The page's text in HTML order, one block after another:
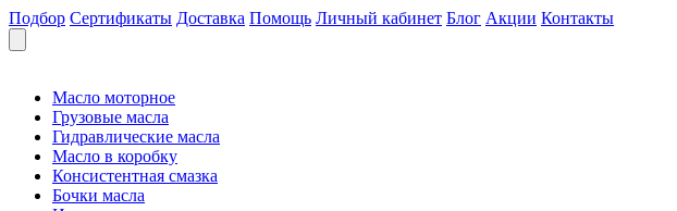
Подбор Сертификаты Доставка Помощь Личный кабинет Блог Акции Контакты
Масло моторное
Грузовые масла
Гидравлические масла
Масло в коробку
Консистентная смазка
Бочки масла